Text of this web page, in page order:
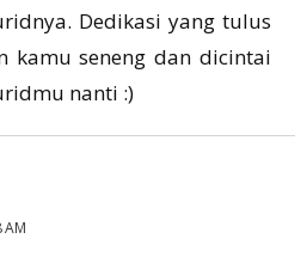
Dedikasi yang tulus
kamu seneng dan dicintai
nanti :)